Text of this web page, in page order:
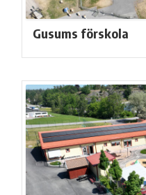
Gusums förskola